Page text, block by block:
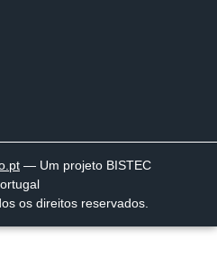
.pt — Um projeto BISTEC
os direitos reservados.